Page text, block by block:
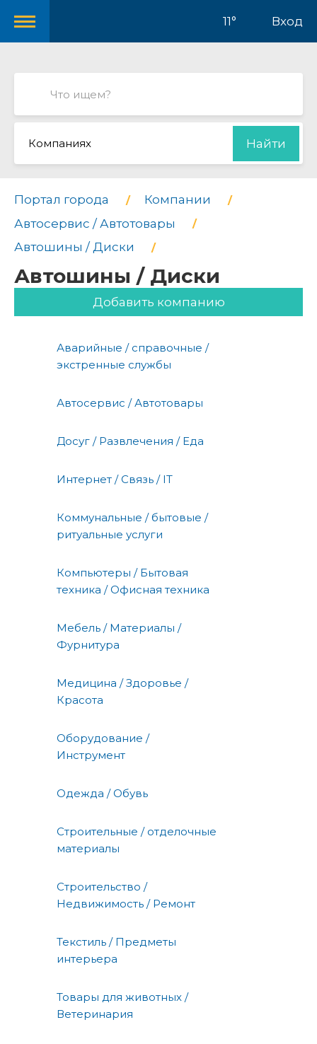
11° Вход
Компаниях Найти
Портал города
Компании
Автосервис / Автотовары
Автошины / Диски
Автошины / Диски
Добавить компанию
Аварийные / справочные /
экстренные службы
Автосервис / Автотовары
Досуг / Развлечения / Еда
Интернет / Связь / IT
Коммунальные / бытовые /
ритуальные услуги
Компьютеры / Бытовая
техника / Офисная техника
Мебель / Материалы /
Фурнитура
Медицина / Здоровье /
Красота
Оборудование /
Инструмент
Одежда / Обувь
Строительные / отделочные
материалы
Строительство /
Недвижимость / Ремонт
Текстиль / Предметы
интерьера
Товары для животных /
Ветеринария